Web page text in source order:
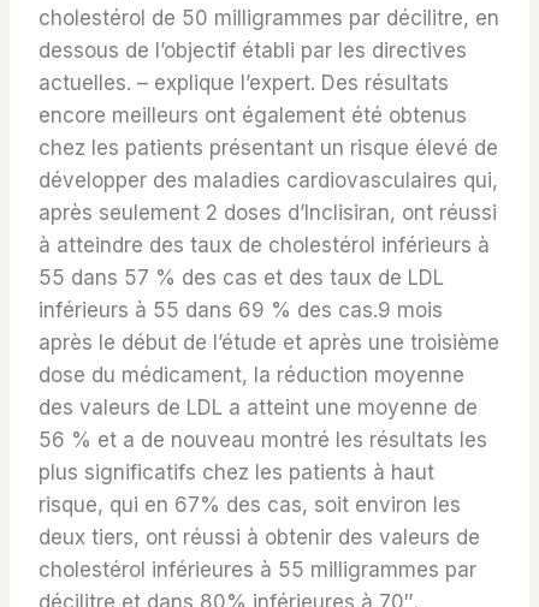
cholestérol de 50 milligrammes par décilitre, en
dessous de l’objectif établi par les directives
actuelles. – explique l’expert. Des résultats
encore meilleurs ont également été obtenus
chez les patients présentant un risque élevé de
développer des maladies cardiovasculaires qui,
après seulement 2 doses d’Inclisiran, ont réussi
à atteindre des taux de cholestérol inférieurs à
55 dans 57 % des cas et des taux de LDL
inférieurs à 55 dans 69 % des cas.9 mois
après le début de l’étude et après une troisième
dose du médicament, la réduction moyenne
des valeurs de LDL a atteint une moyenne de
56 % et a de nouveau montré les résultats les
plus significatifs chez les patients à haut
risque, qui en 67% des cas, soit environ les
deux tiers, ont réussi à obtenir des valeurs de
cholestérol inférieures à 55 milligrammes par